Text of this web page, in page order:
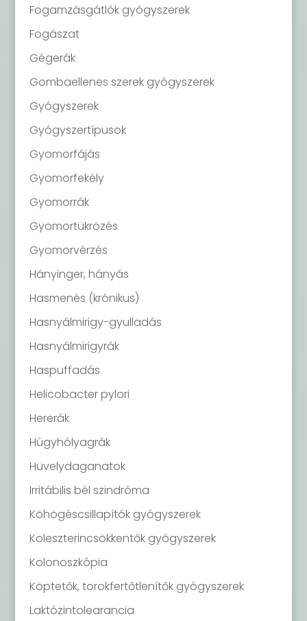
Fogamzásgátlók gyógyszerek
Fogászat
Gégerák
Gombaellenes szerek gyógyszerek
Gyógyszerek
Gyógyszertípusok
Gyomorfájás
Gyomorfekély
Gyomorrák
Gyomortükrözés
Gyomorvérzés
Hányinger, hányás
Hasmenés (krónikus)
Hasnyálmirigy-gyulladás
Hasnyálmirigyrák
Haspuffadás
Helicobacter pylori
Hererák
Húgyhólyagrák
Hüvelydaganatok
Irritábilis bél szindróma
Köhögéscsillapítók gyógyszerek
Koleszterincsökkentők gyógyszerek
Kolonoszkópia
Köptetők, torokfertőtlenítők gyógyszerek
Laktózintolearancia